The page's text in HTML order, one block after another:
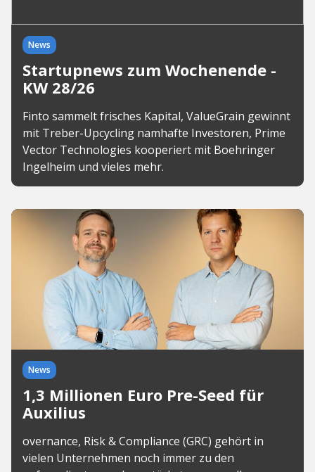
News
Startupnews zum Wochenende -
KW 28/26
Finto sammelt frisches Kapital, ValueGrain gewinnt
mit Treber-Upcycling namhafte Investoren, Prime
Vector Technologies kooperiert mit Boehringer
Ingelheim und vieles mehr.
News
1,3 Millionen Euro Pre-Seed für
Auxilius
overnance, Risk & Compliance (GRC) gehört in
vielen Unternehmen noch immer zu den